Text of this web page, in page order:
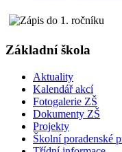
Základní škola
Aktuality
Kalendář akcí
Fotogalerie ZŠ
Dokumenty ZŠ
Projekty
Školní poradenské